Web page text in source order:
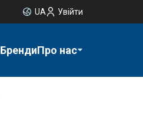
UA Увійти
БрендиПро нас